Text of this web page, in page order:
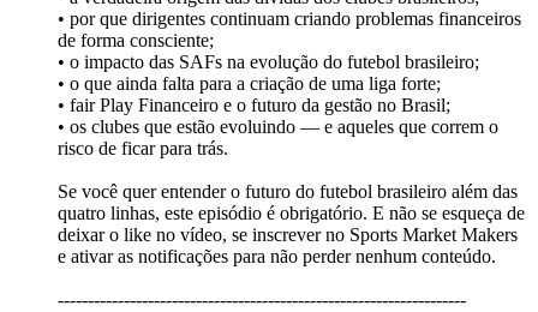
• por que dirigentes continuam criando problemas financeiros
de forma consciente;
• o impacto das SAFs na evolução do futebol brasileiro;
• o que ainda falta para a criação de uma liga forte;
• fair Play Financeiro e o futuro da gestão no Brasil;
• os clubes que estão evoluindo — e aqueles que correm o
risco de ficar para trás.
Se você quer entender o futuro do futebol brasileiro além das
quatro linhas, este episódio é obrigatório. E não se esqueça de
deixar o like no vídeo, se inscrever no Sports Market Makers
e ativar as notificações para não perder nenhum conteúdo.
--------------------------------------------------------------------